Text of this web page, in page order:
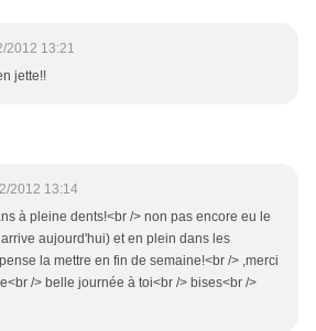
2012 13:21
jette!!
2012 13:14
à pleine dents!<br /> non pas encore eu le
aujourd'hui) et en plein dans les
la mettre en fin de semaine!<br /> ,merci
/> belle journée à toi<br /> bises<br />